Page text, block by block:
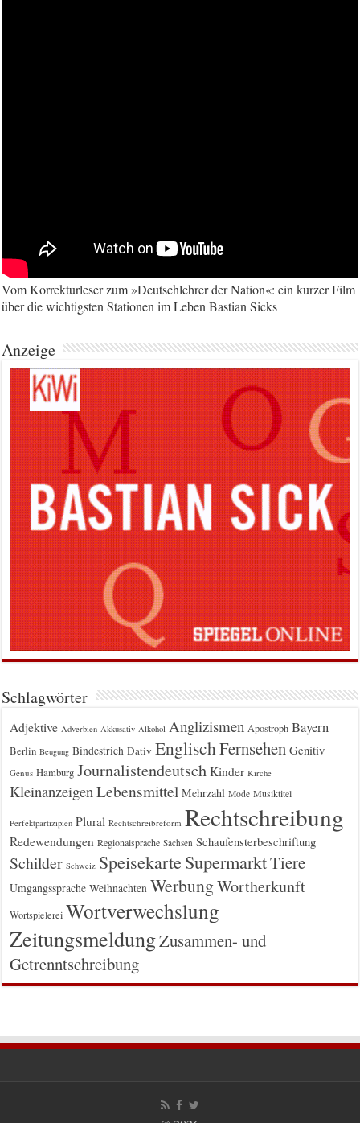
Vom Korrekturleser zum »Deutschlehrer der Nation«: ein kurzer Film
über die wichtigsten Stationen im Leben Bastian Sicks
Anzeige
Schlagwörter
Adjektive Adverbien Akkusativ Alkohol Anglizismen Apostroph Bayern
Berlin Beugung Bindestrich Dativ EnglischFernsehen Genitiv
Genus Hamburg Journalistendeutsch Kinder Kirche
Kleinanzeigen Lebensmittel Mehrzahl Mode Musiktitel
Perfektpartizipien Plural Rechtschreibreform Rechtschreibung
Redewendungen Regionalsprache Sachsen Schaufensterbeschriftung
Schilder Schweiz Speisekarte SupermarktTiere
Umgangssprache Weihnachten WerbungWortherkunft
Wortspielerei Wortverwechslung
ZeitungsmeldungZusammen- und
Getrenntschreibung